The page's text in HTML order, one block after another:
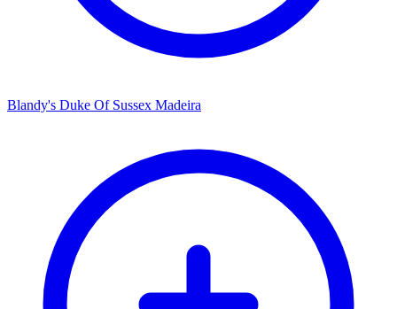
Blandy's Duke Of Sussex Madeira